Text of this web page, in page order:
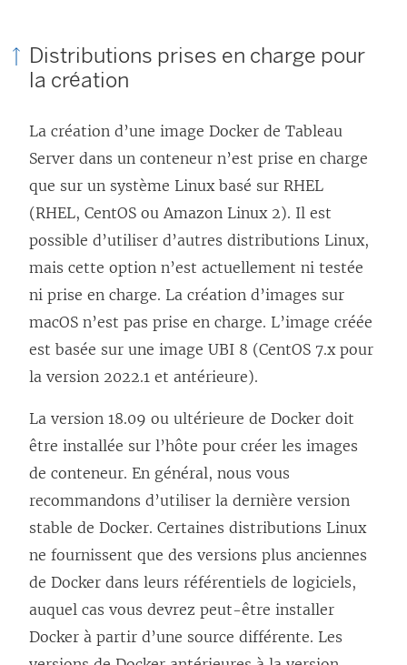
Distributions prises en charge pour
la création
La création d’une image Docker de Tableau
Server dans un conteneur n’est prise en charge
que sur un système Linux basé sur RHEL
(RHEL, CentOS ou Amazon Linux 2). Il est
possible d’utiliser d’autres distributions Linux,
mais cette option n’est actuellement ni testée
ni prise en charge. La création d’images sur
macOS n’est pas prise en charge. L’image créée
est basée sur une image UBI 8 (CentOS 7.x pour
la version 2022.1 et antérieure).
La version 18.09 ou ultérieure de Docker doit
être installée sur l’hôte pour créer les images
de conteneur. En général, nous vous
recommandons d’utiliser la dernière version
stable de Docker. Certaines distributions Linux
ne fournissent que des versions plus anciennes
de Docker dans leurs référentiels de logiciels,
auquel cas vous devrez peut-être installer
Docker à partir d’une source différente. Les